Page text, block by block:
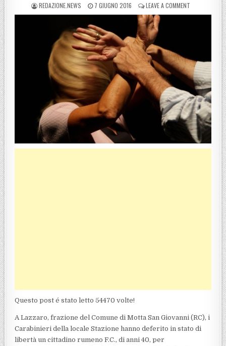
POSTED BY
REDAZIONE.NEWS POSTED ON
7 GIUGNO 2016 LEAVE A COMMENTON LAZZARO,
Questo post é stato letto 54470 volte!
A Lazzaro, frazione del Comune di Motta San Giovanni (RC), i
Carabinieri della locale Stazione hanno deferito in stato di
libertà un cittadino rumeno F.C., di anni 40, per